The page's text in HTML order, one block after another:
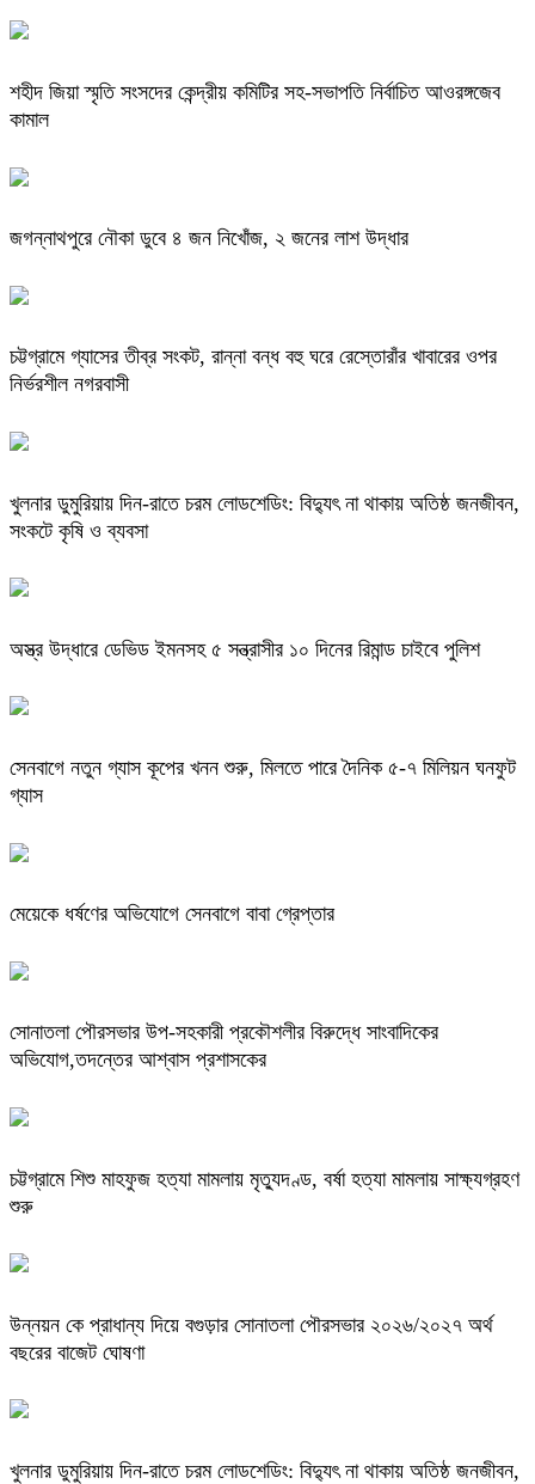
শহীদ জিয়া স্মৃতি সংসদের কেন্দ্রীয় কমিটির সহ-সভাপতি নির্বাচিত আওরঙ্গজেব
কামাল
জগন্নাথপুরে নৌকা ডুবে ৪ জন নিখোঁজ, ২ জনের লাশ উদ্ধার
চট্টগ্রামে গ্যাসের তীব্র সংকট, রান্না বন্ধ বহু ঘরে রেস্তোরাঁর খাবারের ওপর
নির্ভরশীল নগরবাসী
খুলনার ডুমুরিয়ায় দিন-রাতে চরম লোডশেডিং: বিদ্যুৎ না থাকায় অতিষ্ঠ জনজীবন,
সংকটে কৃষি ও ব্যবসা
অস্ত্র উদ্ধারে ডেভিড ইমনসহ ৫ সন্ত্রাসীর ১০ দিনের রিমান্ড চাইবে পুলিশ
সেনবাগে নতুন গ্যাস কূপের খনন শুরু, মিলতে পারে দৈনিক ৫-৭ মিলিয়ন ঘনফুট
গ্যাস
মেয়েকে ধর্ষণের অভিযোগে সেনবাগে বাবা গ্রেপ্তার
সোনাতলা পৌরসভার উপ-সহকারী প্রকৌশলীর বিরুদ্ধে সাংবাদিকের
অভিযোগ,তদন্তের আশ্বাস প্রশাসকের
চট্টগ্রামে শিশু মাহফুজ হত্যা মামলায় মৃত্যুদণ্ড, বর্ষা হত্যা মামলায় সাক্ষ্যগ্রহণ
শুরু
উন্নয়ন কে প্রাধান্য দিয়ে বগুড়ার সোনাতলা পৌরসভার ২০২৬/২০২৭ অর্থ
বছরের বাজেট ঘোষণা
খুলনার ডুমুরিয়ায় দিন-রাতে চরম লোডশেডিং: বিদ্যুৎ না থাকায় অতিষ্ঠ জনজীবন,